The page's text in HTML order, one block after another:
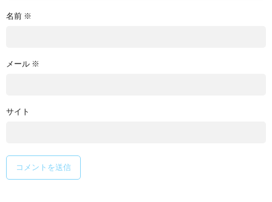
名前 ※
メール ※
サイト